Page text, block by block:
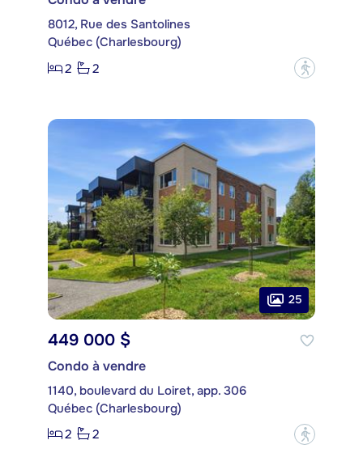
8012, Rue des Santolines
Québec (Charlesbourg)
2
2 ?
25
449 000 $
Condo à vendre
1140, boulevard du Loiret, app. 306
Québec (Charlesbourg)
2
2 ?